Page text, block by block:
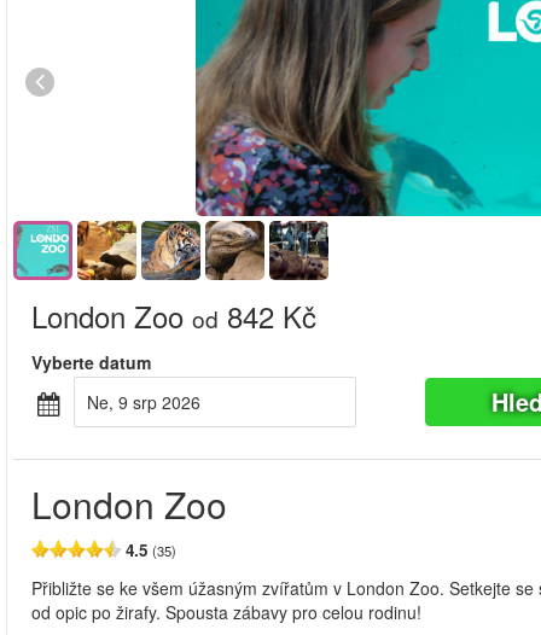
London Zoo od 842 Kč
Vyberte datum
Ne, 9 srp 2026
London Zoo
4.5 (35)
Přibližte se ke všem úžasným zvířatům v London Zoo. Setkejte
od opic po žirafy. Spousta zábavy pro celou rodinu!